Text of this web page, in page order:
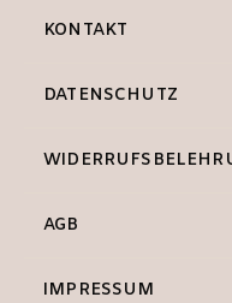
KONTAKT
DATENSCHUTZ
AGB
IMPRESSUM